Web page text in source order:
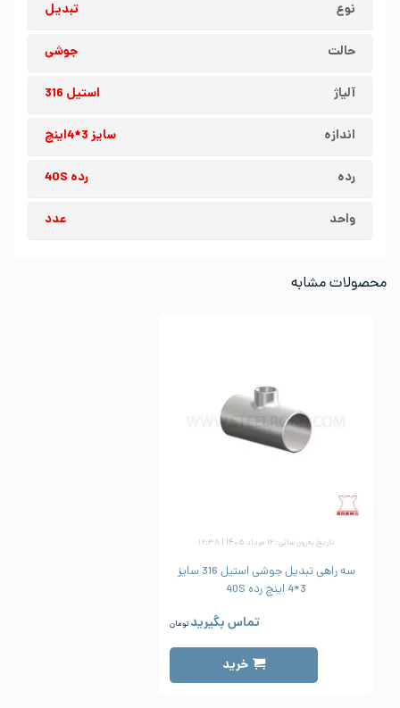
نوع تبدیل
حالت جوشی
آلیاژ استیل 316
اندازه سایز 3*4اینچ
رده رده 40S
واحد عدد
محصولات مشابه
تاریخ به‌روزرسانی: ۱۲ مرداد ۱۴۰۵ | ۱۶:۳۸
سه راهی تبدیل جوشی استیل 316 سایز
3*4 اینچ رده 40S
تماس بگیرید تومان
خرید